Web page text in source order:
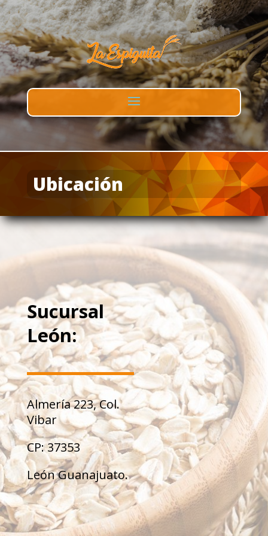
Ubicación
Sucursal
León:
Almería 223, Col.
Vibar
CP: 37353
León Guanajuato.